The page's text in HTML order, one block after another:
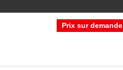
Prix sur demande